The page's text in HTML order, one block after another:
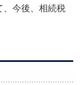
、今後、相続税